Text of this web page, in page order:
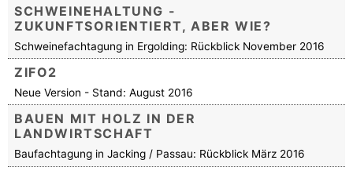
SCHWEINEHALTUNG -
ZUKUNFTSORIENTIERT, ABER WIE?
Schweinefachtagung in Ergolding: Rückblick November 2016
ZIFO2
Neue Version - Stand: August 2016
BAUEN MIT HOLZ IN DER
LANDWIRTSCHAFT
Baufachtagung in Jacking / Passau: Rückblick März 2016